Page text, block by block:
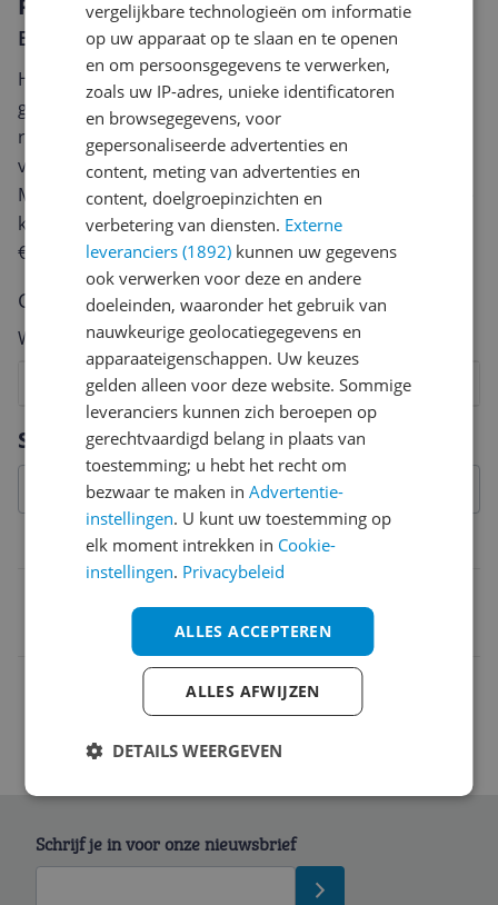
Specificaties
Belangrijkste kenmerken
Reviews
Er zijn nog geen reviews geschreven
Heb jij dit product in bezit en wil je graag je mening
geven? Start dan hieronder met het schrijven van je
review. Afhankelijk van de details duurt het schrijven
van een review gemiddeld tussen de 3 en 10 minuten.
Met jouw mening help je andere bezoekers een betere
keuze te maken én maak je iedere maand kans op
€250,-!
Klik hier voor de actievoorwaarden.
Cijfer
Welk cijfer geef jij dit product?
9
8
7
6
5
4
3
2
Vraag 1 van 4
Schrijf je in voor onze nieuwsbrief
vergelijkbare technologieën om informatie
op uw apparaat op te slaan en te openen
en om persoonsgegevens te verwerken,
zoals uw IP-adres, unieke identificatoren
en browsegegevens, voor
gepersonaliseerde advertenties en
content, meting van advertenties en
content, doelgroepinzichten en
verbetering van diensten. Externe
leveranciers (1892) kunnen uw gegevens
ook verwerken voor deze en andere
doeleinden, waaronder het gebruik van
nauwkeurige geolocatiegegevens en
apparaateigenschappen. Uw keuzes
gelden alleen voor deze website. Sommige
leveranciers kunnen zich beroepen op
gerechtvaardigd belang in plaats van
toestemming; u hebt het recht om
bezwaar te maken inAdvertentie-
instellingen. U kunt uw toestemming op
elk moment intrekken in Cookie-
instellingen. Privacybeleid
ALLES ACCEPTEREN
ALLES AFWIJZEN
DETAILS WEERGEVEN